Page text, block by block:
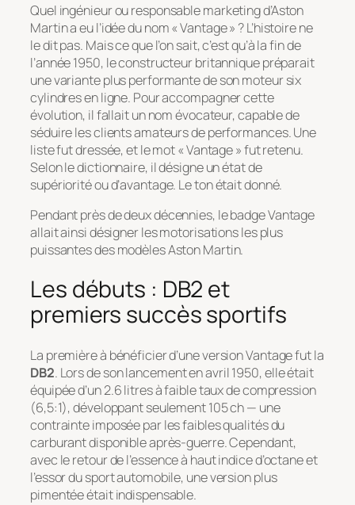
Quel ingénieur ou responsable marketing d’Aston
Martin a eu l’idée du nom « Vantage » ? L’histoire ne
le dit pas. Mais ce que l’on sait, c’est qu’à la fin de
l’année 1950, le constructeur britannique préparait
une variante plus performante de son moteur six
cylindres en ligne. Pour accompagner cette
évolution, il fallait un nom évocateur, capable de
séduire les clients amateurs de performances. Une
liste fut dressée, et le mot « Vantage » fut retenu.
Selon le dictionnaire, il désigne un état de
supériorité ou d’avantage. Le ton était donné.
Pendant près de deux décennies, le badge Vantage
allait ainsi désigner les motorisations les plus
puissantes des modèles Aston Martin.
Les débuts : DB2 et
premiers succès sportifs
La première à bénéficier d’une version Vantage fut la
DB2. Lors de son lancement en avril 1950, elle était
équipée d’un 2.6 litres à faible taux de compression
(6,5:1), développant seulement 105 ch — une
contrainte imposée par les faibles qualités du
carburant disponible après-guerre. Cependant,
avec le retour de l’essence à haut indice d’octane et
l’essor du sport automobile, une version plus
pimentée était indispensable.